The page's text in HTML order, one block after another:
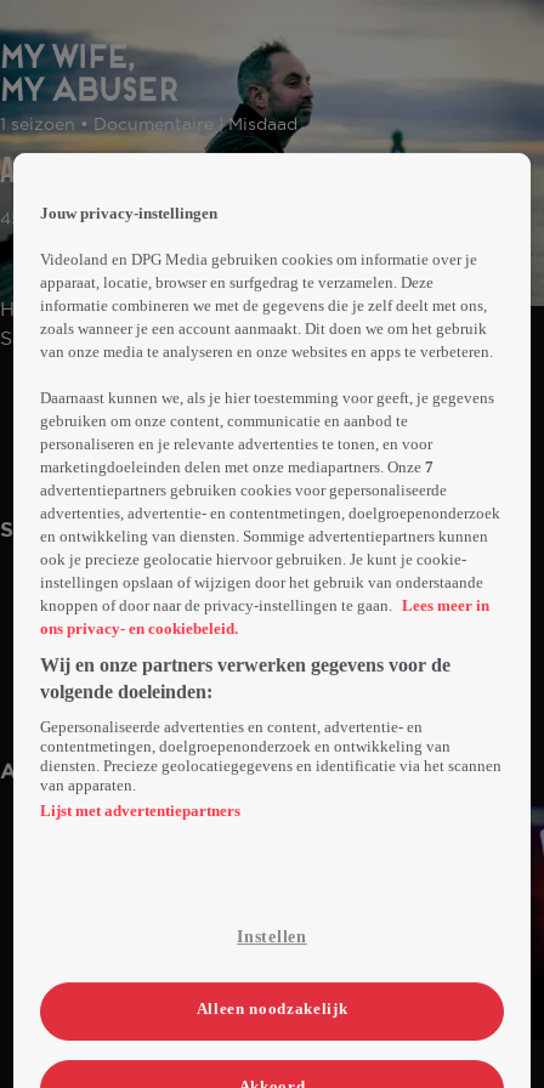
page
1 seizoen • Documentaire | Misdaad
Aflevering 1
45min
Het waargebeurde en schokkende verhaal van Richard
Spencer. Voor de buitenwereld leidde hij een perfect
leven. Maar achter gesloten deuren werd hij jarenlang
mishandeld door zijn vrouw, Sheree. Zonder dat zij het
doorhad, nam Richard het fysieke en emotionele geweld
in het geheim op.
Meer
info
Seizoen 1
45min
44min
Anderen kijken ook
programma
programma
Jouw privacy-instellingen
Videoland en DPG Media gebruiken cookies om informatie over je
apparaat, locatie, browser en surfgedrag te verzamelen. Deze
informatie combineren we met de gegevens die je zelf deelt met ons,
zoals wanneer je een account aanmaakt. Dit doen we om het gebruik
van onze media te analyseren en onze websites en apps te verbeteren.
Daarnaast kunnen we, als je hier toestemming voor geeft, je gegevens
gebruiken om onze content, communicatie en aanbod te
personaliseren en je relevante advertenties te tonen, en voor
marketingdoeleinden delen met onze mediapartners. Onze7
advertentiepartners gebruiken cookies voor gepersonaliseerde
advertenties, advertentie- en contentmetingen, doelgroepenonderzoek
en ontwikkeling van diensten. Sommige advertentiepartners kunnen
ook je precieze geolocatie hiervoor gebruiken. Je kunt je cookie-
instellingen opslaan of wijzigen door het gebruik van onderstaande
knoppen of door naar de privacy-instellingen te gaan.
Lees meer in
ons privacy- en cookiebeleid.
Wij en onze partners verwerken gegevens voor de
volgende doeleinden:
Gepersonaliseerde advertenties en content, advertentie- en
contentmetingen, doelgroepenonderzoek en ontwikkeling van
diensten. Precieze geolocatiegegevens en identificatie via het scannen
van apparaten.
Lijst met advertentiepartners
Instellen
Alleen noodzakelijk